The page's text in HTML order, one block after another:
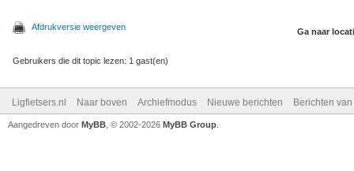
Afdrukversie weergeven Ga naar
Gebruikers die dit topic lezen: 1 gast(en)
Ligfietsers.nl Naar boven Archiefmodus Nieuwe berichten Berichten
Aangedreven door MyBB , © 2002-2026 MyBB Group